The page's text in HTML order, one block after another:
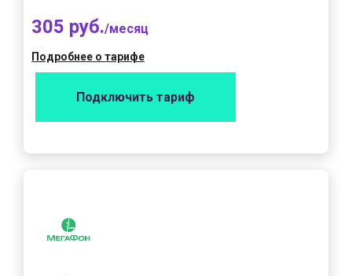
305 руб./месяц
Подробнее о тарифе
Подключить тариф